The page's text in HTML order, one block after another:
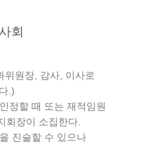
회
원장, 감사, 이사로
.)
정할 때 또는 재적임원
회장이 소집한다.
진술할 수 있으나